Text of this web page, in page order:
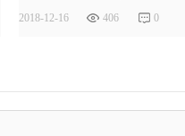
2018-12-16 406 0